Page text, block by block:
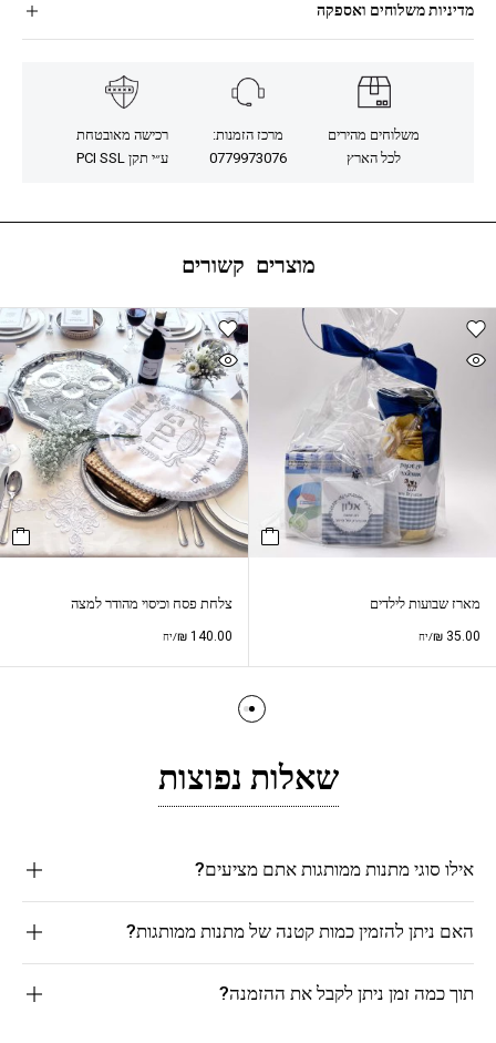
מדיניות משלוחים ואספקה
משלוחים מהירים
לכל הארץ
מרכז הזמנות:
0779973076
רכישה מאובטחת
ע״י תקן PCI SSL
מוצרים קשורים
מארז שבועות לילדים
₪ 35.00 /יח
צלחת פסח וכיסוי מהודר למצה
₪140.00 /יח
שאלות נפוצות
אילו סוגי מתנות ממותגות אתם מציעים?
האם ניתן להזמין כמות קטנה של מתנות ממותגות?
תוך כמה זמן ניתן לקבל את ההזמנה?